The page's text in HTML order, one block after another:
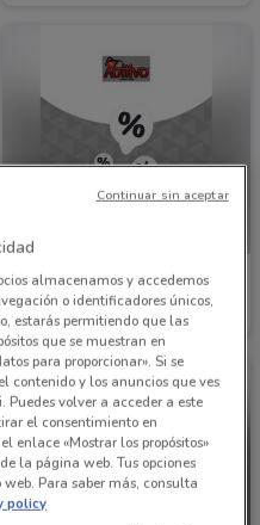
Aditivo
almacenamos y accedemos
o identificadores únicos,
estarás permitiendo que las
que se muestran en
para proporcionar». Si se
contenido y los anuncios que ves
Puedes volver a acceder a este
el consentimiento en
enlace «Mostrar los propósitos»
la página web. Tus opciones
Para saber más, consulta
policy
Continuar sin aceptar